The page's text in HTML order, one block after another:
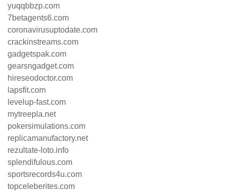
yuqqbbzp.com
7betagents6.com
coronavirusuptodate.com
crackinstreams.com
gadgetspak.com
gearsngadget.com
hireseodoctor.com
lapsfit.com
levelup-fast.com
mytreepla.net
pokersimulations.com
replicamanufactory.net
rezultate-loto.info
splendifulous.com
sportsrecords4u.com
topceleberites.com